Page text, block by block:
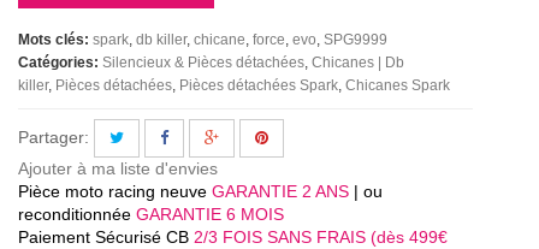
Mots clés: spark db killer chicane force evo SPG9999
Catégories: Silencieux & Pièces détachées Chicanes | Db
killer Pièces détachées Pièces détachées Spark Chicanes Spark
Partager:
Ajouter à ma liste d'envies
Pièce moto racing neuve GARANTIE 2 ANS | ou
reconditionnée GARANTIE 6 MOIS
Paiement Sécurisé CB 2/3 FOIS SANS FRAIS (dès 499€